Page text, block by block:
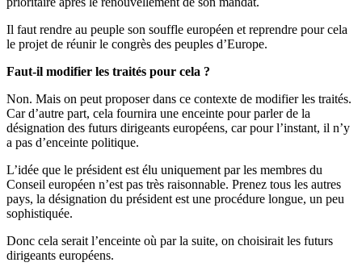
Il faut rendre au peuple son souffle européen et reprendre pour cela
le projet de réunir le congrès des peuples d’Europe.
Faut-il modifier les traités pour cela ?
Non. Mais on peut proposer dans ce contexte de modifier les traités.
Car d’autre part, cela fournira une enceinte pour parler de la
désignation des futurs dirigeants européens, car pour l’instant, il n’y
a pas d’enceinte politique.
L’idée que le président est élu uniquement par les membres du
Conseil européen n’est pas très raisonnable. Prenez tous les autres
pays, la désignation du président est une procédure longue, un peu
sophistiquée.
Donc cela serait l’enceinte où par la suite, on choisirait les futurs
dirigeants européens.